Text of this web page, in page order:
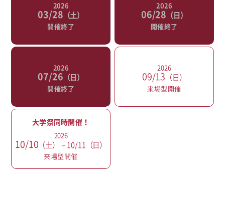
2026
03/28 （土）
開催終了
2026
06/28 （日）
開催終了
2026
07/26 （日）
開催終了
2026
09/13 （日）
来場型開催
大学祭同時開催！
2026
10/10 （土） − 10/11（日）
来場型開催